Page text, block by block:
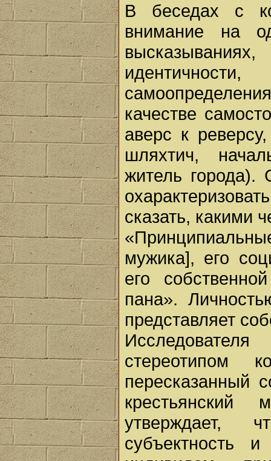
В беседах с
внимание на
качестве
аверс к
шляхтич,
житель
сказать, какими
мужика], его
его
пана».
представляет
стереотипом
пересказанный
утверждает,
субъектность